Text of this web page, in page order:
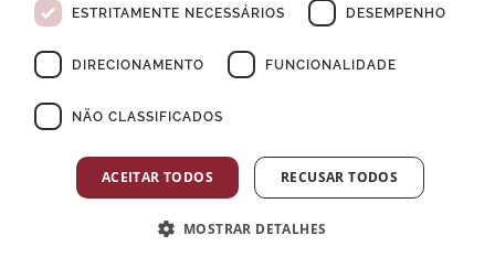
ESTRITAMENTE NECESSÁRIOS DESEMPENHO
DIRECIONAMENTO FUNCIONALIDADE
NÃO CLASSIFICADOS
ACEITAR TODOS RECUSAR TODOS
MOSTRAR DETALHES